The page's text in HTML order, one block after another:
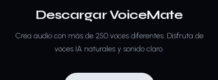
Descargar VoiceMate
Crea audio con más de 250 voces diferentes. Disfruta de
voces IA naturales y sonido claro.